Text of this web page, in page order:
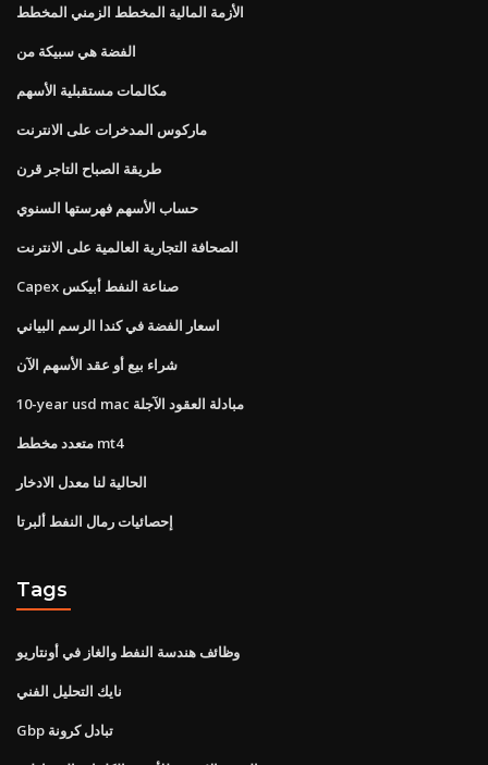
الأزمة المالية المخطط الزمني المخطط
الفضة هي سبيكة من
مكالمات مستقبلية الأسهم
ماركوس المدخرات على الانترنت
طريقة الصباح التاجر قرن
حساب الأسهم فهرستها السنوي
الصحافة التجارية العالمية على الانترنت
Capex صناعة النفط أبيكس
اسعار الفضة في كندا الرسم البياني
شراء بيع أو عقد الأسهم الآن
10-year usd mac مبادلة العقود الآجلة
متعدد مخطط mt4
الحالية لنا معدل الادخار
إحصائيات رمال النفط ألبرتا
Tags
وظائف هندسة النفط والغاز في أونتاريو
نايك التحليل الفني
Gbp تبادل كرونة